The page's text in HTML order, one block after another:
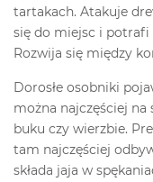
tartakach. Atakuje
się do miejsc i potrafi
Rozwija się między
Dorosłe osobniki
można najczęściej na
buku czy wierzbie.
tam najczęściej
składa jaja w